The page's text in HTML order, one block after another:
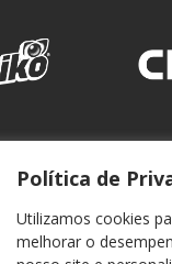
Política de
Utilizamos cookies
melhorar o